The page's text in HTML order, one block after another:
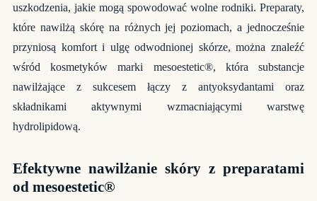
uszkodzenia, jakie mogą spowodować wolne rodniki. Preparaty,
które nawilżą skórę na różnych jej poziomach, a jednocześnie
przyniosą komfort i ulgę odwodnionej skórze, można znaleźć
wśród kosmetyków marki mesoestetic®, która substancje
nawilżające z sukcesem łączy z antyoksydantami oraz
składnikami aktywnymi wzmacniającymi warstwę
hydrolipidową.
Efektywne nawilżanie skóry z preparatami
od mesoestetic®